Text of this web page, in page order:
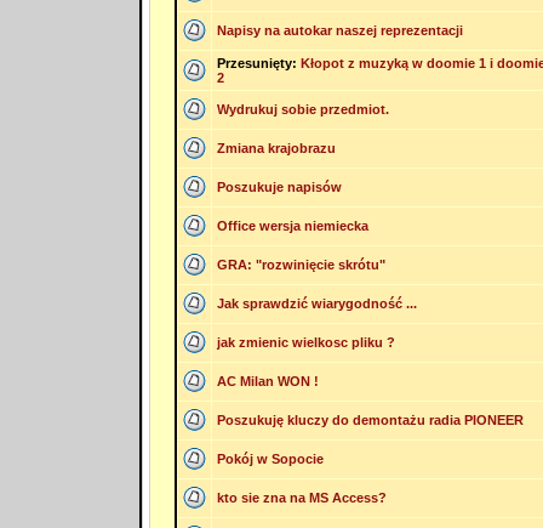
Napisy na autokar naszej reprezentacji
Przesunięty: Kłopot z muzyką w doomie 1 i
2
Wydrukuj sobie przedmiot.
Zmiana krajobrazu
Poszukuje napisów
Office wersja niemiecka
GRA: "rozwinięcie skrótu"
Jak sprawdzić wiarygodność ...
jak zmienic wielkosc pliku ?
AC Milan WON !
Poszukuję kluczy do demontażu radia PIONEER
Pokój w Sopocie
kto sie zna na MS Access?